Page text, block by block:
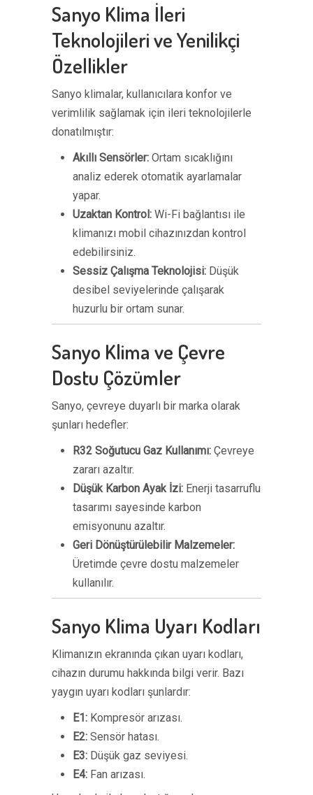
Sanyo Klima İleri
Teknolojileri ve Yenilikçi
Özellikler
Sanyo klimalar, kullanıcılara konfor ve
verimlilik sağlamak için ileri teknolojilerle
donatılmıştır:
Akıllı Sensörler: Ortam sıcaklığını
analiz ederek otomatik ayarlamalar
yapar.
Uzaktan Kontrol: Wi-Fi bağlantısı ile
klimanızı mobil cihazınızdan kontrol
edebilirsiniz.
Sessiz Çalışma Teknolojisi: Düşük
desibel seviyelerinde çalışarak
huzurlu bir ortam sunar.
Sanyo Klima ve Çevre
Dostu Çözümler
Sanyo, çevreye duyarlı bir marka olarak
şunları hedefler:
R32 Soğutucu Gaz Kullanımı: Çevreye
zararı azaltır.
Düşük Karbon Ayak İzi: Enerji tasarruflu
tasarımı sayesinde karbon
emisyonunu azaltır.
Geri Dönüştürülebilir Malzemeler:
Üretimde çevre dostu malzemeler
kullanılır.
Sanyo Klima Uyarı Kodları
Klimanızın ekranında çıkan uyarı kodları,
cihazın durumu hakkında bilgi verir. Bazı
yaygın uyarı kodları şunlardır:
E1: Kompresör arızası.
E2: Sensör hatası.
E3: Düşük gaz seviyesi.
E4: Fan arızası.